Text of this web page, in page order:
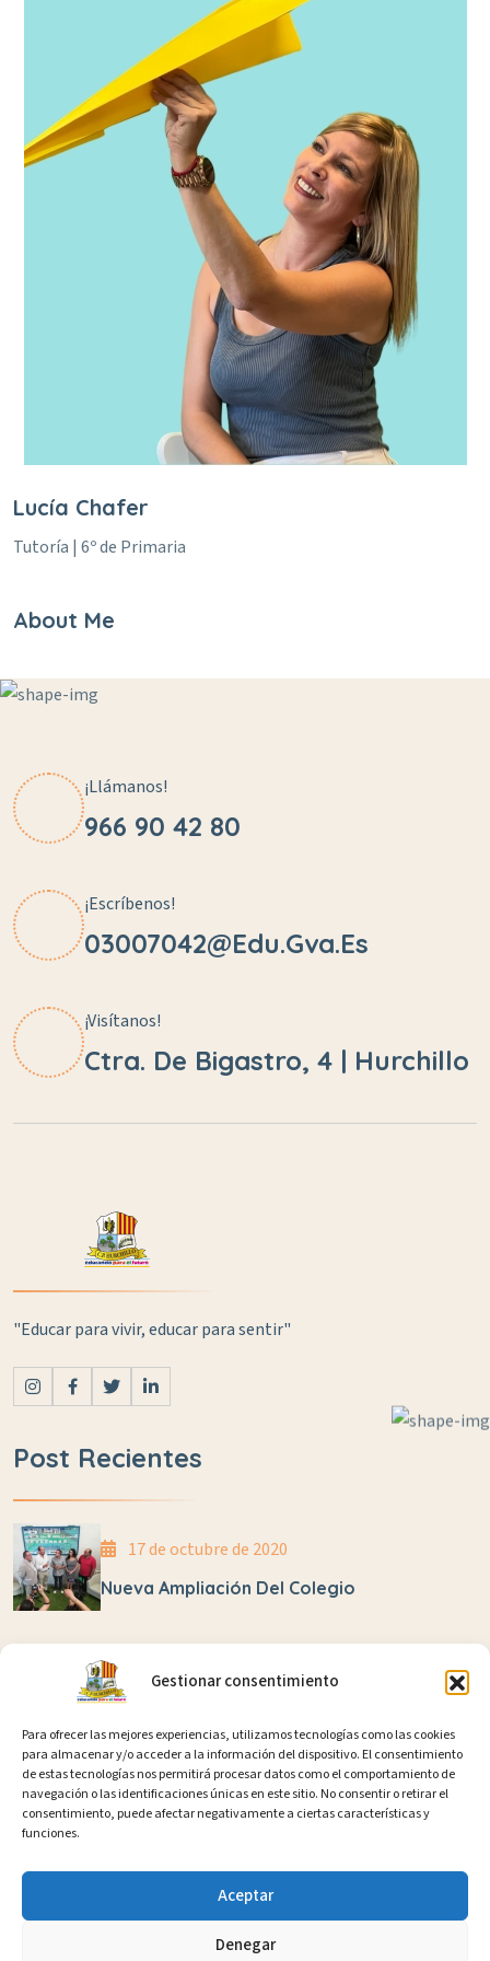
Gestionar consentimiento
Para ofrecer las mejores experiencias, utilizamos tecnologías como las cookies
para almacenar y/o acceder a la información del dispositivo. El consentimiento
de estas tecnologías nos permitirá procesar datos como el comportamiento de
navegación o las identificaciones únicas en este sitio. No consentir o retirar el
consentimiento, puede afectar negativamente a ciertas características y
funciones.
Aceptar
Denegar
Lucía Chafer
Tutoría | 6º de Primaria
About Me
¡Llámanos!
966 90 42 80
¡Escríbenos!
03007042@edu.gva.es
¡Visítanos!
Ctra. De Bigastro, 4 | Hurchillo
"Educar para vivir, educar para sentir"
Post Recientes
17 de octubre de 2020
Nueva Ampliación Del Colegio
Juanmi López Correrá 24 Horas Por El Autismo En
Centros Creativos E Innovadores
13 de abril de 2025